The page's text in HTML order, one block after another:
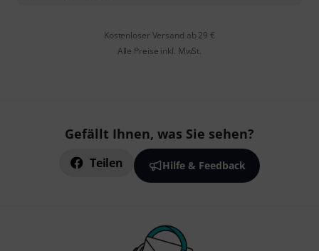
Kostenloser Versand ab 29 €
Alle Preise inkl. MwSt.
Gefällt Ihnen, was Sie sehen?
Teilen Hilfe & Feedback